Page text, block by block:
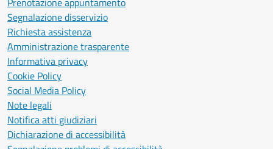
Segnalazione disservizio
Richiesta assistenza
Amministrazione trasparente
Informativa privacy
Cookie Policy
Social Media Policy
Note legali
Notifica atti giudiziari
Dichiarazione di accessibilità